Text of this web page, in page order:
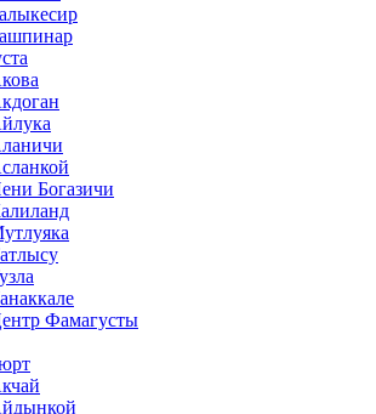
Богазичи
Фамагусты